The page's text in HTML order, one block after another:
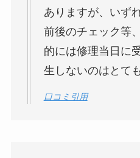
ありますが、いず
前後のチェック等
的には修理当日に
生しないのはとて
口コミ引用